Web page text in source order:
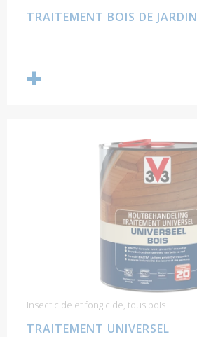
TRAITEMENT BOIS DE JARDIN
Insecticide et fongicide, tous bois
TRAITEMENT UNIVERSEL